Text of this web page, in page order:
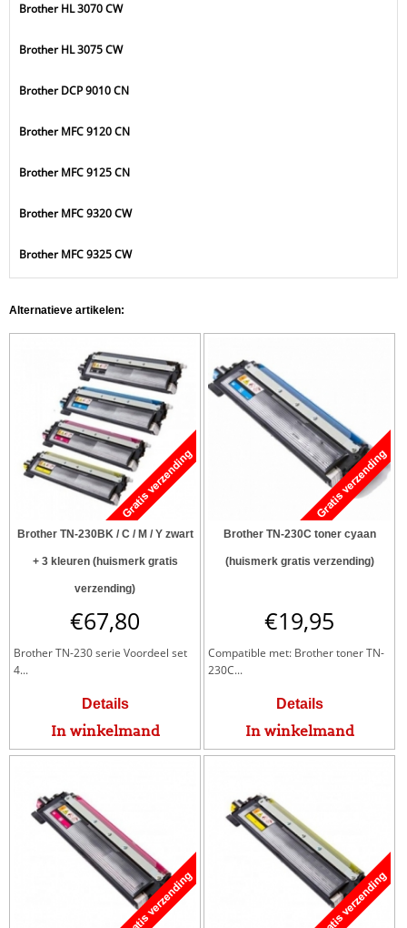
Brother HL 3070 CW
Brother HL 3075 CW
Brother DCP 9010 CN
Brother MFC 9120 CN
Brother MFC 9125 CN
Brother MFC 9320 CW
Brother MFC 9325 CW
Alternatieve artikelen:
Brother TN-230BK / C / M / Y zwart
+ 3 kleuren (huismerk gratis
verzending)
€67,80
Brother TN-230 serie Voordeel set
4...
Details
In winkelmand
Brother TN-230C toner cyaan
(huismerk gratis verzending)
€19,95
Compatible met: Brother toner TN-
230C...
Details
In winkelmand